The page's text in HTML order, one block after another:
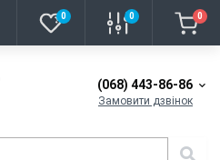
0 0 0
(068) 443-86-86
Замовити дзвінок